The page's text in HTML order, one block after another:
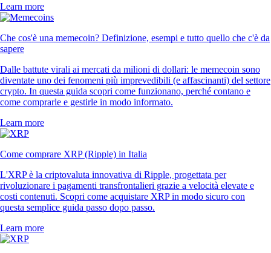
Learn more
Che cos'è una memecoin? Definizione, esempi e tutto quello che c'è da
sapere
Dalle battute virali ai mercati da milioni di dollari: le memecoin sono
diventate uno dei fenomeni più imprevedibili (e affascinanti) del settore
crypto. In questa guida scopri come funzionano, perché contano e
come comprarle e gestirle in modo informato.
Learn more
Come comprare XRP (Ripple) in Italia
L'XRP è la criptovaluta innovativa di Ripple, progettata per
rivoluzionare i pagamenti transfrontalieri grazie a velocità elevate e
costi contenuti. Scopri come acquistare XRP in modo sicuro con
questa semplice guida passo dopo passo.
Learn more